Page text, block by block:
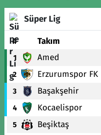
Süper Lig
# Takım
1 Amed
2 Erzurumspor FK
3 Başakşehir
4 Kocaelispor
5 Beşiktaş